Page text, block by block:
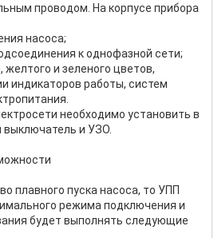
проводом. На корпусе прибора
насоса;
к однофазной сети;
и зеленого цветов,
индикаторов работы, систем
необходимо установить в
и УЗО.
плавного пуска насоса, то УПП
режима подключения и
будет выполнять следующие